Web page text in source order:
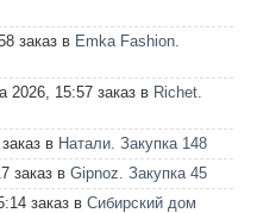
заказ в Emka Fashion.
2026, 15:57 заказ в Richet.
в Натали. Закупка 148
заказ в Gipnoz. Закупка 45
заказ в Сибирский дом